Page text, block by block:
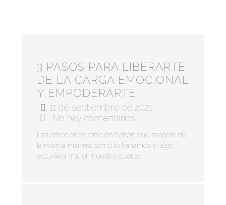
3 PASOS PARA LIBERARTE
DE LA CARGA EMOCIONAL
Y EMPODERARTE
• 11 de septiembre de 2021 •
No hay comentarios
Las emociones también tienen que sanarse de
la misma manera como lo haríamos si algo
estuviera mal en nuestro cuerpo.